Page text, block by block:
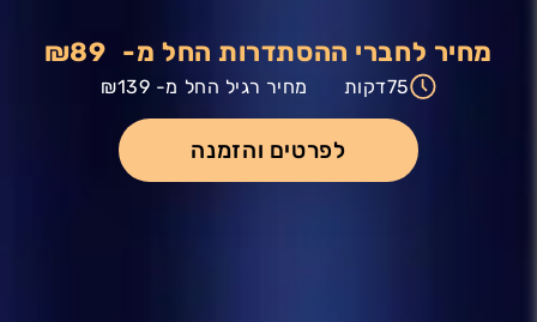
מחיר לחברי ההסתדרות החל מ- ₪89
מחיר רגיל החל מ- ₪139 75דקות
לפרטים והזמנה